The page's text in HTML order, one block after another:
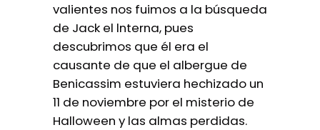
valientes nos fuimos a la búsqueda
de Jack el lnterna, pues
descubrimos que él era el
causante de que el albergue de
Benicassim estuviera hechizado un
11 de noviembre por el misterio de
Halloween y las almas perdidas.